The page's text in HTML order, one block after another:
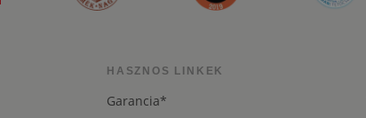
HASZNOS LINKEK
Garancia*